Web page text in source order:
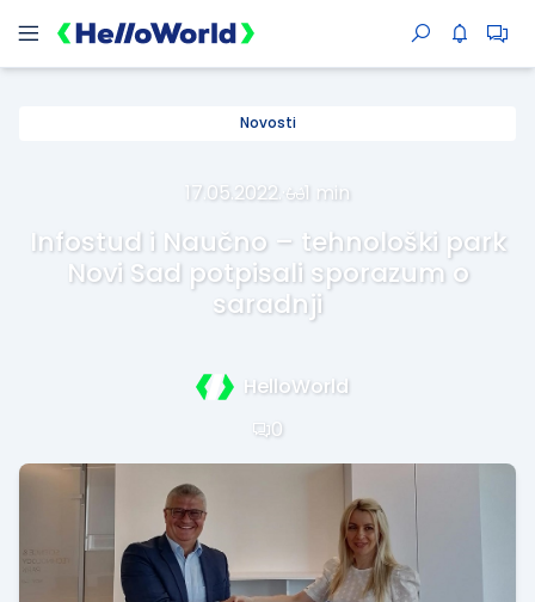
Novosti
17.05.2022. 1 min
Infostud i Naučno – tehnološki park
Novi Sad potpisali sporazum o
saradnji
HelloWorld
0